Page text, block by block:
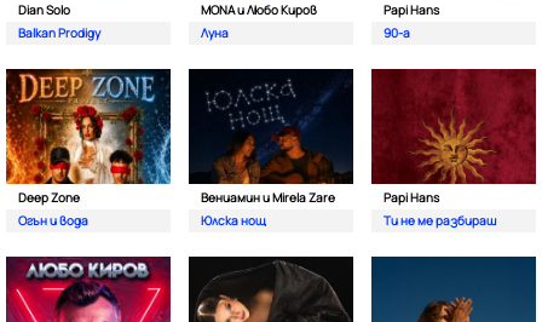
Dian Solo
Balkan Prodigy
MONA и Любо Киров
Луна
Papi Hans
90-а
Deep Zone
Oгън и вода
Вениамин и Mirela Zare
Юлска нощ
Papi Hans
Ти не ме разбираш